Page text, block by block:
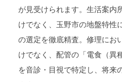
が見受けられます。生活案内
けでなく、玉野市の地盤特性
の選定を徹底精査。修理にお
けでなく、配管の「電食（異
を音診・目視で特定し、将来